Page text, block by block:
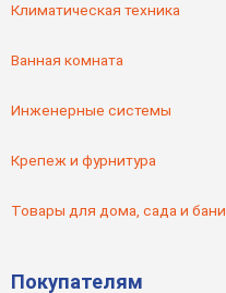
Климатическая техника
Ванная комната
Инженерные системы
Крепеж и фурнитура
Товары для дома, сада и бани
Покупателям